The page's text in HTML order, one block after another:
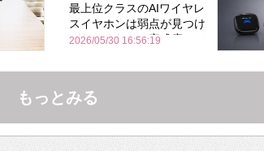
最上位クラスのAIワイヤレ
スイヤホンは弱点が見つけ
づらいくらいの完成度にび
Bose並み
2026/05/30 16:56:19
もっとみる